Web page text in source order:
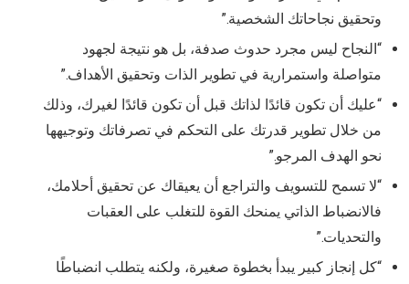
وتحقيق نجاحاتك الشخصية.”
“النجاح ليس مجرد حدوث صدفة، بل هو نتيجة لجهود
متواصلة واستمرارية في تطوير الذات وتحقيق الأهداف.”
“عليك أن تكون قائدًا لذاتك قبل أن تكون قائدًا لغيرك، وذلك
من خلال تطوير قدرتك على التحكم في تصرفاتك وتوجيهها
نحو الهدف المرجو.”
“لا تسمح للتسويف والتراجع أن يعيقاك عن تحقيق أحلامك،
فالانضباط الذاتي يمنحك القوة للتغلب على العقبات
والتحديات.”
“كل إنجاز كبير يبدأ بخطوة صغيرة، ولكنه يتطلب انضباطًا